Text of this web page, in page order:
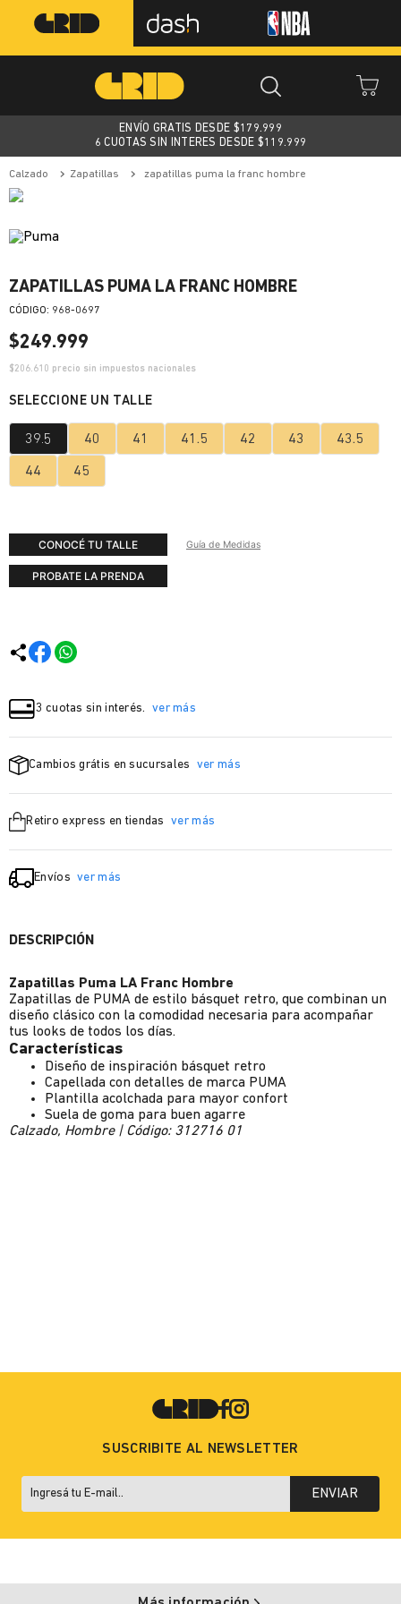
ENVÍO GRATIS DESDE $179.999
6 CUOTAS SIN INTERES DESDE $119.999
calzado zapatillas zapatillas puma la franc hombre
ZAPATILLAS PUMA LA FRANC HOMBRE
: 968-0697
$249.999
$206.610 precio sin impuestos nacionales
39.5 40 41 41.5 42 43 43.5
44 45
CONOCÉ TU TALLE Guía de Medidas
PROBATE LA PRENDA
3 cuotas sin interés. ver más
Cambios grátis en sucursales ver más
Retiro express en tiendas ver más
Envíos ver más
DESCRIPCIÓN
Zapatillas Puma LA Franc Hombre
Zapatillas de PUMA de estilo básquet retro, que combinan un
diseño clásico con la comodidad necesaria para acompañar
tus looks de todos los días.
Características
Diseño de inspiración básquet retro
Capellada con detalles de marca PUMA
Plantilla acolchada para mayor confort
Suela de goma para buen agarre
Calzado, Hombre | Código: 312716 01
SUSCRIBITE AL NEWSLETTER
ENVIAR